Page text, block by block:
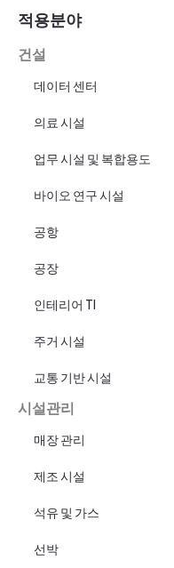
적용분야
건설
데이터 센터
의료 시설
업무 시설 및 복합용도
바이오 연구 시설
공항
공장
인테리어 TI
주거 시설
교통 기반 시설
시설관리
매장 관리
제조 시설
석유 및 가스
선박